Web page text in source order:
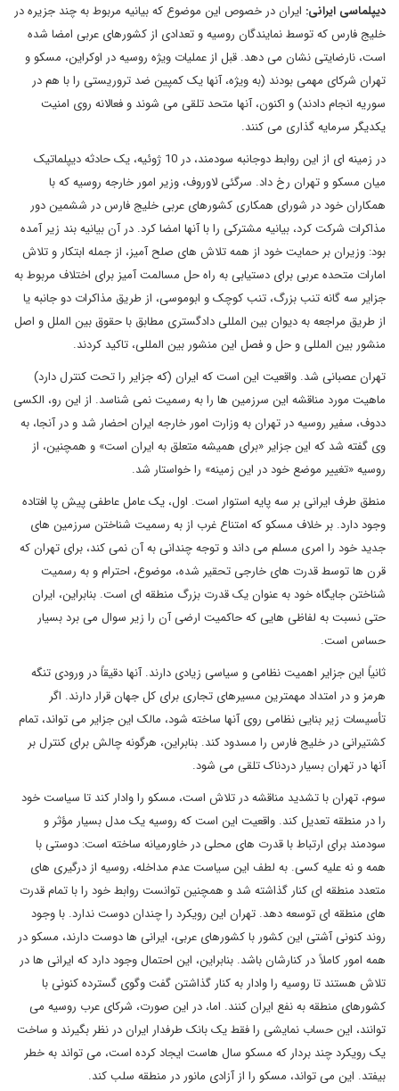
دیپلماسی ایرانی: ایران در خصوص این موضوع که بیانیه مربوط به چند جزیره در
خلیج فارس که توسط نمایندگان روسیه و تعدادی از کشورهای عربی امضا شده
است، نارضایتی نشان می دهد. قبل از عملیات ویژه روسیه در اوکراین، مسکو و
تهران شرکای مهمی بودند (به ویژه، آنها یک کمپین ضد تروریستی را با هم در
سوریه انجام دادند) و اکنون، آنها متحد تلقی می شوند و فعالانه روی امنیت
یکدیگر سرمایه گذاری می کنند.
در زمینه ای از این روابط دوجانبه سودمند، در 10 ژوئیه، یک حادثه دیپلماتیک
میان مسکو و تهران رخ داد. سرگئی لاوروف، وزیر امور خارجه روسیه که با
همکاران خود در شورای همکاری کشورهای عربی خلیج فارس در ششمین دور
مذاکرات شرکت کرد، بیانیه مشترکی را با آنها امضا کرد. در آن بیانیه بند زیر آمده
بود: وزیران بر حمایت خود از همه تلاش های صلح آمیز، از جمله ابتکار و تلاش
امارات متحده عربی برای دستیابی به راه حل مسالمت آمیز برای اختلاف مربوط به
جزایر سه گانه تنب بزرگ، تنب کوچک و ابوموسی، از طریق مذاکرات دو جانبه یا
از طریق مراجعه به دیوان بین المللی دادگستری مطابق با حقوق بین الملل و اصل
منشور بین المللی و حل و فصل این منشور بین المللی، تاکید کردند.
تهران عصبانی شد. واقعیت این است که ایران (که جزایر را تحت کنترل دارد)
ماهیت مورد مناقشه این سرزمین ها را به رسمیت نمی شناسد. از این رو، الکسی
ددوف، سفیر روسیه در تهران به وزارت امور خارجه ایران احضار شد و در آنجا، به
وی گفته شد که این جزایر «برای همیشه متعلق به ایران است» و همچنین، از
روسیه «تغییر موضع خود در این زمینه» را خواستار شد.
منطق طرف ایرانی بر سه پایه استوار است. اول، یک عامل عاطفی پیش پا افتاده
وجود دارد. بر خلاف مسکو که امتناع غرب از به رسمیت شناختن سرزمین های
جدید خود را امری مسلم می داند و توجه چندانی به آن نمی کند، برای تهران که
قرن ها توسط قدرت های خارجی تحقیر شده، موضوع، احترام و به رسمیت
شناختن جایگاه خود به عنوان یک قدرت بزرگ منطقه ای است. بنابراین، ایران
حتی نسبت به لفاظی هایی که حاکمیت ارضی آن را زیر سوال می برد بسیار
حساس است.
ثانیاً این جزایر اهمیت نظامی و سیاسی زیادی دارند. آنها دقیقاً در ورودی تنگه
هرمز و در امتداد مهمترین مسیرهای تجاری برای کل جهان قرار دارند. اگر
تأسیسات زیر بنایی نظامی روی آنها ساخته شود، مالک این جزایر می تواند، تمام
کشتیرانی در خلیج فارس را مسدود کند. بنابراین، هرگونه چالش برای کنترل بر
آنها در تهران بسیار دردناک تلقی می شود.
سوم، تهران با تشدید مناقشه در تلاش است، مسکو را وادار کند تا سیاست خود
را در منطقه تعدیل کند. واقعیت این است که روسیه یک مدل بسیار مؤثر و
سودمند برای ارتباط با قدرت های محلی در خاورمیانه ساخته است: دوستی با
همه و نه علیه کسی. به لطف این سیاست عدم مداخله، روسیه از درگیری های
متعدد منطقه ای کنار گذاشته شد و همچنین توانست روابط خود را با تمام قدرت
های منطقه ای توسعه دهد. تهران این رویکرد را چندان دوست ندارد. با وجود
روند کنونی آشتی این کشور با کشورهای عربی، ایرانی ها دوست دارند، مسکو در
همه امور کاملاً در کنارشان باشد. بنابراین، این احتمال وجود دارد که ایرانی ها در
تلاش هستند تا روسیه را وادار به کنار گذاشتن گفت وگوی گسترده کنونی با
کشورهای منطقه به نفع ایران کنند. اما، در این صورت، شرکای عرب روسیه می
توانند، این حساب نمایشی را فقط یک بانک طرفدار ایران در نظر بگیرند و ساخت
یک رویکرد چند بردار که مسکو سال هاست ایجاد کرده است، می تواند به خطر
بیفتد. این می تواند، مسکو را از آزادی مانور در منطقه سلب کند.